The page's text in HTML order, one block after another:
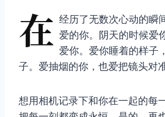
在 经历了无数次心动的瞬
爱的你。阴天的时候爱
爱你。爱你睡着的样子
子。爱抽烟的你，也爱把镜头对
想用相机记录下和你在一起的每